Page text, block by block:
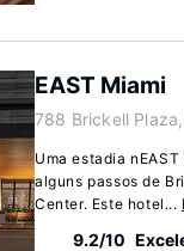
EAST Miami
788 Brickell
Uma estadia
alguns passos de
Center. Este hotel...
9.2/10